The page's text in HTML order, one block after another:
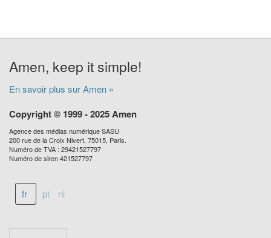
Amen, keep it simple!
En savoir plus sur Amen »
Copyright © 1999 - 2025 Amen
Agence des médias numérique SASU
200 rue de la Croix Nivert, 75015, Paris.
Numéro de TVA : 29421527797
Numéro de siren 421527797
fr pt nl